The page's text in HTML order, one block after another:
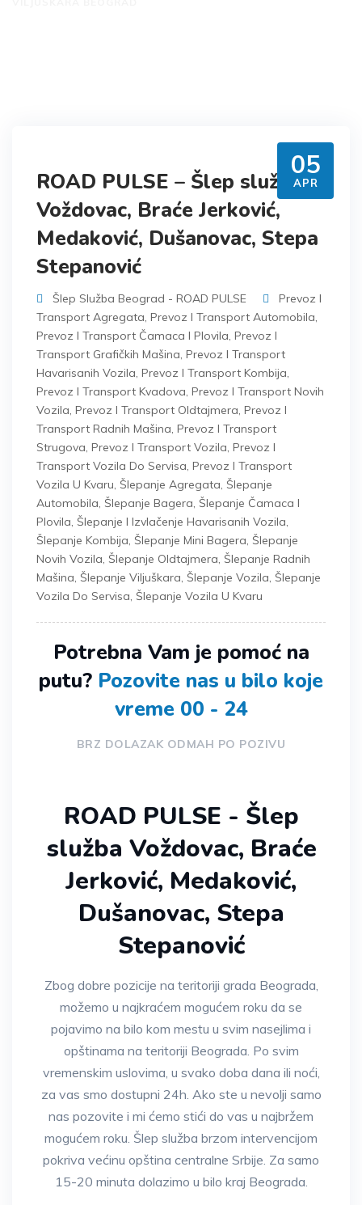
05
APR
ROAD PULSE – Šlep služba
Voždovac, Braće Jerković,
Medaković, Dušanovac, Stepa
Stepanović
Šlep Služba Beograd - ROAD PULSE
Prevoz I
Transport Agregata, Prevoz I Transport Automobila,
Prevoz I Transport Čamaca I Plovila, Prevoz I
Transport Grafičkih Mašina, Prevoz I Transport
Havarisanih Vozila, Prevoz I Transport Kombija,
Prevoz I Transport Kvadova, Prevoz I Transport Novih
Vozila, Prevoz I Transport Oldtajmera, Prevoz I
Transport Radnih Mašina, Prevoz I Transport
Strugova, Prevoz I Transport Vozila, Prevoz I
Transport Vozila Do Servisa, Prevoz I Transport
Vozila U Kvaru, Šlepanje Agregata, Šlepanje
Automobila, Šlepanje Bagera, Šlepanje Čamaca I
Plovila, Šlepanje I Izvlačenje Havarisanih Vozila,
Šlepanje Kombija, Šlepanje Mini Bagera, Šlepanje
Novih Vozila, Šlepanje Oldtajmera, Šlepanje Radnih
Mašina, Šlepanje Viljuškara, Šlepanje Vozila, Šlepanje
Vozila Do Servisa, Šlepanje Vozila U Kvaru
Potrebna Vam je pomoć na
putu? Pozovite nas u bilo koje
vreme 00 - 24
BRZ DOLAZAK ODMAH PO POZIVU
ROAD PULSE - Šlep
služba Voždovac, Braće
Jerković, Medaković,
Dušanovac, Stepa
Stepanović
Zbog dobre pozicije na teritoriji grada Beograda,
možemo u najkraćem mogućem roku da se
pojavimo na bilo kom mestu u svim nasejlima i
opštinama na teritoriji Beograda. Po svim
vremenskim uslovima, u svako doba dana ili noći,
za vas smo dostupni 24h. Ako ste u nevolji samo
nas pozovite i mi ćemo stići do vas u najbržem
mogućem roku. Šlep služba brzom intervencijom
pokriva većinu opština centralne Srbije. Za samo
15-20 minuta dolazimo u bilo kraj Beograda.